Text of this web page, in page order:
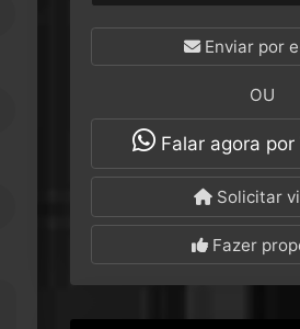
Enviar por
OU
Falar agora
Solicitar
Fazer